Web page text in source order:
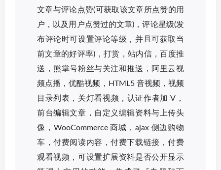
文章与评论点赞(可获取该文章所点赞的用
户，以及用户点赞过的文章)，评论星级(发
布评论时可设置评论等级，并且可获取当
前文章的好评率)，打赏，站内信，百度推
送，熊掌号粉丝与关注和推送，阿里云视
频点播，优酷视频，HTML5 音视频，视频
目录列表，关灯看视频，认证作者加 V，
前台编辑文章，自定义编辑资料与上传头
像，WooCommerce 商城，ajax 侧边购物
车，付费阅读内容，付费下载链接，付费
观看视频，可设置扩展资料是否公开显示